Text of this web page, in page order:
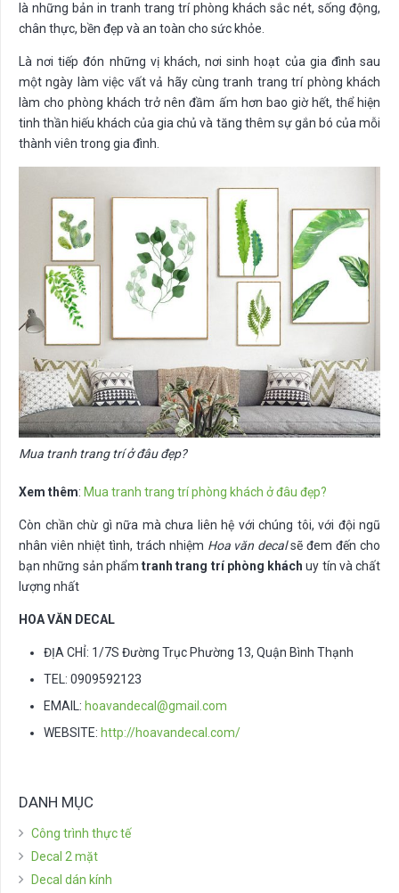
là những bản in tranh trang trí phòng khách sắc nét, sống động,
chân thực, bền đẹp và an toàn cho sức khỏe.
Là nơi tiếp đón những vị khách, nơi sinh hoạt của gia đình sau
một ngày làm việc vất vả hãy cùng tranh trang trí phòng khách
làm cho phòng khách trở nên đầm ấm hơn bao giờ hết, thể hiện
tinh thần hiếu khách của gia chủ và tăng thêm sự gắn bó của mỗi
thành viên trong gia đình.
Mua tranh trang trí ở đâu đẹp?
Xem thêm: Mua tranh trang trí phòng khách ở đâu đẹp?
Còn chần chừ gì nữa mà chưa liên hệ với chúng tôi, với đội ngũ
nhân viên nhiệt tình, trách nhiệm Hoa văn decalsẽ đem đến cho
bạn những sản phẩm tranh trang trí phòng khách uy tín và chất
lượng nhất
HOA VĂN DECAL
ĐỊA CHỈ: 1/7S Đường Trục Phường 13, Quận Bình Thạnh
TEL: 0909592123
EMAIL: hoavandecal@gmail.com
WEBSITE: http://hoavandecal.com/
DANH MỤC
Công trình thực tế
Decal 2 mặt
Decal dán kính